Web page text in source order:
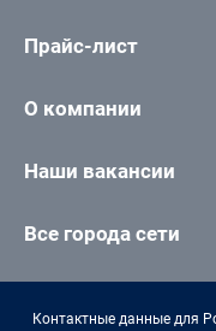
Прайс-лист
О компании
Наши вакансии
Все города сети
Контактные данные для